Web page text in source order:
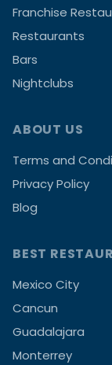
Franchise
Restaurants
Bars
Nightclubs
ABOUT US
Terms and
Privacy Policy
Blog
BEST
Mexico City
Cancun
Guadalajara
Monterrey